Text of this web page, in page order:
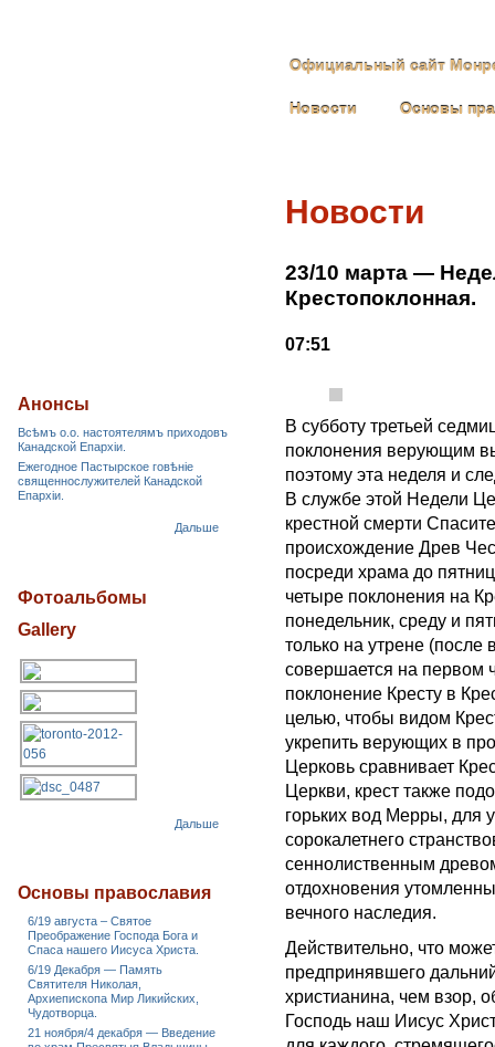
Официальный сайт
Новости Основы
Новости
23/10 марта —
Крестопоклонная.
07:51
В субботу третьей
поклонения верующим
поэтому эта неделя и
В службе этой Недели
крестной смерти
происхождение Древ
посреди храма до
четыре поклонения на
понедельник, среду и
только на утрене (после
совершается на первом
поклонение Кресту в
целью, чтобы видом
укрепить верующих в
Церковь сравнивает
Церкви, крест также
горьких вод Мерры, для
сорокалетнего
сеннолиственным
отдохновения
вечного наследия.
Действительно, что
предпринявшего
христианина, чем взор,
Господь наш Иисус
Анонсы
Всѣмъ о.о. настоятелямъ приходовъ
Канадской Епархiи.
Ежегодное Пастырское говѣніе
священнослужителей Канадской
Епархіи.
Дальше
Фотоальбомы
Gallery
Дальше
Основы православия
6/19 августа – Святое
Преображение Господа Бога и
Спаса нашего Иисуса Христа.
6/19 Декабря — Память
Святителя Николая,
Архиепископа Мир Ликийских,
Чудотворца.
21 ноября/4 декабря — Введение